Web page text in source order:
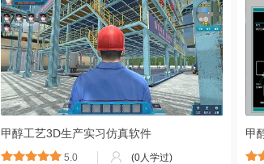
甲醇工艺3D生产实习仿真软件
5.0 (0人学过)
甲